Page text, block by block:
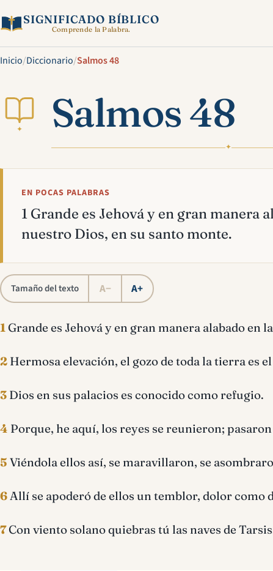
SIGNIFICADO BÍBLICO
Comprende la Palabra.
Inicio/Diccionario/Salmos 48
✦ Salmos 48
✦
EN POCAS PALABRAS
1 Grande es Jehová y en gran manera
nuestro Dios, en su santo monte.
Tamaño del texto A− A+
1Grande es Jehová y en gran manera alabado en
2 Hermosa elevación, el gozo de toda la tierra es
3 Dios en sus palacios es conocido como refugio.
4 Porque, he aquí, los reyes se reunieron;
5 Viéndola ellos así, se maravillaron, se
6Allí se apoderó de ellos un temblor, dolor como
7Con viento solano quiebras tú las naves de